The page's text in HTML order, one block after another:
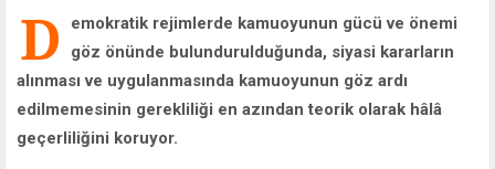
D
emokratik rejimlerde kamuoyunun gücü ve önemi
göz önünde bulundurulduğunda, siyasi kararların
alınması ve uygulanmasında kamuoyunun göz ardı
edilmemesinin gerekliliği en azından teorik olarak hâlâ
geçerliliğini koruyor.